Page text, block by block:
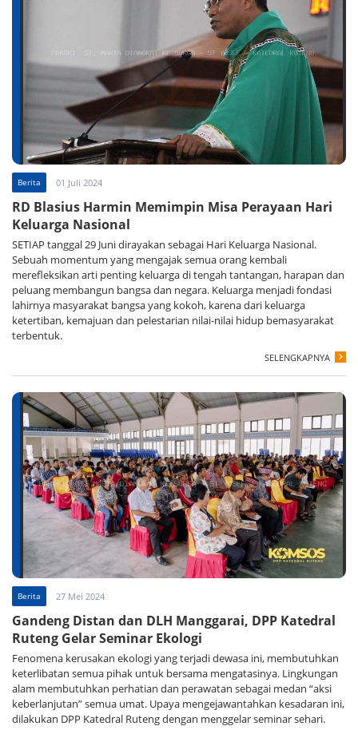
Berita 01 Juli 2024
RD Blasius Harmin Memimpin Misa Perayaan Hari
Keluarga Nasional
SETIAP tanggal 29 Juni dirayakan sebagai Hari Keluarga Nasional.
Sebuah momentum yang mengajak semua orang kembali
merefleksikan arti penting keluarga di tengah tantangan, harapan dan
peluang membangun bangsa dan negara. Keluarga menjadi fondasi
lahirnya masyarakat bangsa yang kokoh, karena dari keluarga
ketertiban, kemajuan dan pelestarian nilai-nilai hidup bemasyarakat
terbentuk.
SELENGKAPNYA
Berita 27 Mei 2024
Gandeng Distan dan DLH Manggarai, DPP Katedral
Ruteng Gelar Seminar Ekologi
Fenomena kerusakan ekologi yang terjadi dewasa ini, membutuhkan
keterlibatan semua pihak untuk bersama mengatasinya. Lingkungan
alam membutuhkan perhatian dan perawatan sebagai medan “aksi
keberlanjutan” semua umat. Upaya mengejawantahkan kesadaran ini,
dilakukan DPP Katedral Ruteng dengan menggelar seminar sehari.